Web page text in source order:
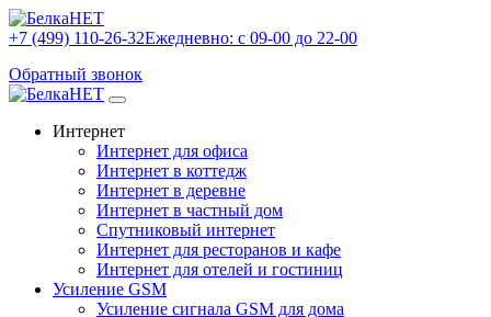
+7 (499) 110-26-32Ежедневно: с 09-00 до 22-00
Обратный звонок
Интернет
Интернет для офиса
Интернет в коттедж
Интернет в деревне
Интернет в частный дом
Спутниковый интернет
Интернет для ресторанов и кафе
Интернет для отелей и гостиниц
Усиление GSM
Усиление сигнала GSM для дома